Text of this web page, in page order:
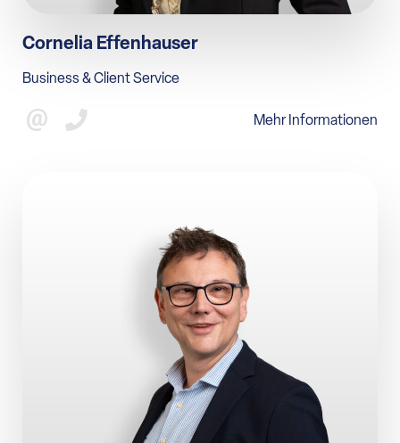
Cornelia Effenhauser
Business & Client Service
Mehr Informationen